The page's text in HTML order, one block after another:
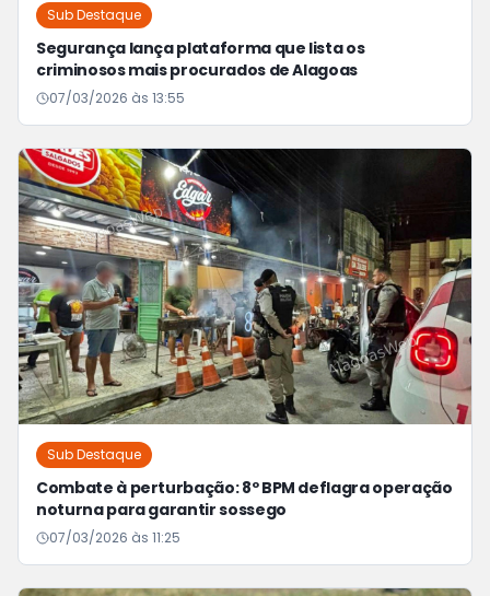
Sub Destaque
Segurança lança plataforma que lista os
criminosos mais procurados de Alagoas
07/03/2026 às 13:55
Sub Destaque
Combate à perturbação: 8º BPM deflagra operação
noturna para garantir sossego
07/03/2026 às 11:25